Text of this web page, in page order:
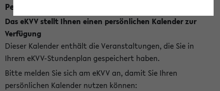
Persönlicher Kalender
Das eKVV stellt Ihnen einen persönlichen Kalender zur
Verfügung
Dieser Kalender enthält die Veranstaltungen, die Sie in
Ihrem eKVV-Stundenplan gespeichert haben.
Bitte melden Sie sich am eKVV an, damit Sie Ihren
persönlichen Kalender nutzen können: